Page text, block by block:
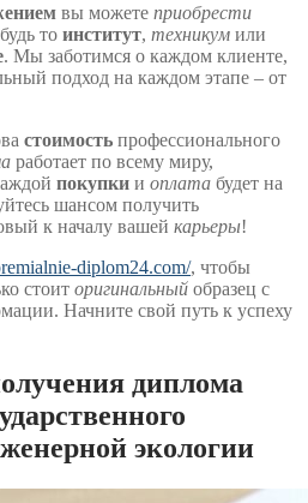
вы можете приобрести
то институт, техникум или
. Мы заботимся о каждом клиенте,
подход на каждом этапе – от
стоимость профессионального
работает по всему миру,
покупки и оплата будет на
шансом получить
к началу вашей карьеры!
diplom24.com/, чтобы
стоит оригинальный образец с
Начните свой путь к успеху
диплома
экологии